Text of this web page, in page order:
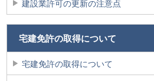
建設業許可の更新の注意点
宅建免許の取得について
宅建免許の取得について